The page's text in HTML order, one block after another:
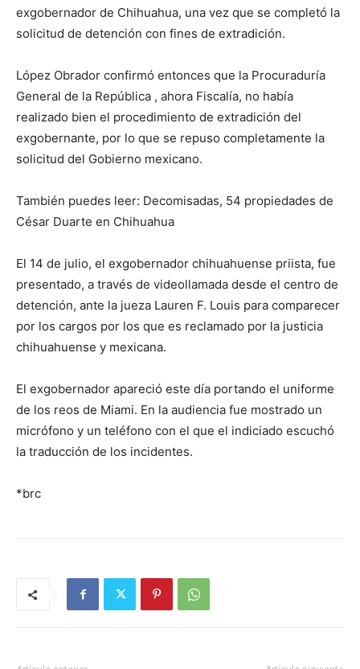
exgobernador de Chihuahua, una vez que se completó la
solicitud de detención con fines de extradición.
López Obrador confirmó entonces que la Procuraduría
General de la República , ahora Fiscalía, no había
realizado bien el procedimiento de extradición del
exgobernante, por lo que se repuso completamente la
solicitud del Gobierno mexicano.
También puedes leer: Decomisadas, 54 propiedades de
César Duarte en Chihuahua
El 14 de julio, el exgobernador chihuahuense priista, fue
presentado, a través de videollamada desde el centro de
detención, ante la jueza Lauren F. Louis para comparecer
por los cargos por los que es reclamado por la justicia
chihuahuense y mexicana.
El exgobernador apareció este día portando el uniforme
de los reos de Miami. En la audiencia fue mostrado un
micrófono y un teléfono con el que el indiciado escuchó
la traducción de los incidentes.
*brc